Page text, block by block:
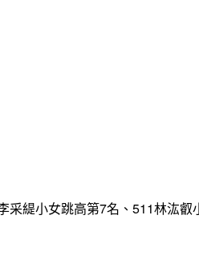
采緹小女跳高第7名、511林汯叡